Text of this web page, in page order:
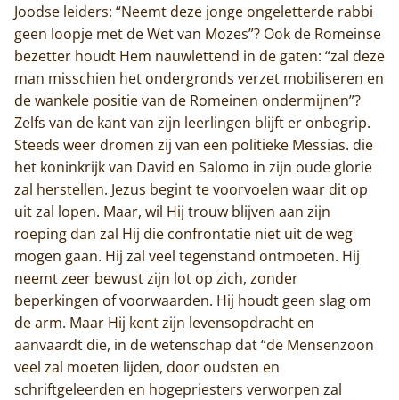
Joodse leiders: “Neemt deze jonge ongeletterde rabbi
geen loopje met de Wet van Mozes”? Ook de Romeinse
bezetter houdt Hem nauwlettend in de gaten: “zal deze
man misschien het ondergronds verzet mobiliseren en
de wankele positie van de Romeinen ondermijnen”?
Zelfs van de kant van zijn leerlingen blijft er onbegrip.
Steeds weer dromen zij van een politieke Messias. die
het koninkrijk van David en Salomo in zijn oude glorie
zal herstellen. Jezus begint te voorvoelen waar dit op
uit zal lopen. Maar, wil Hij trouw blijven aan zijn
roeping dan zal Hij die confrontatie niet uit de weg
mogen gaan. Hij zal veel tegenstand ontmoeten. Hij
neemt zeer bewust zijn lot op zich, zonder
beperkingen of voorwaarden. Hij houdt geen slag om
de arm. Maar Hij kent zijn levensopdracht en
aanvaardt die, in de wetenschap dat “de Mensenzoon
veel zal moeten lijden, door oudsten en
schriftgeleerden en hogepriesters verworpen zal